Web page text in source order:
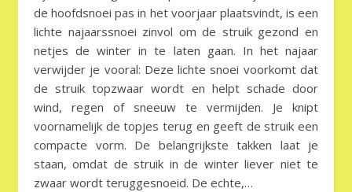
de hoofd­snoei pas in het voorjaar plaatsvindt, is een
lichte najaarssnoei zinvol om de struik gezond en
netjes de winter in te laten gaan. In het najaar
verwijder je vooral: Deze lichte snoei voorkomt dat
de struik topzwaar wordt en helpt schade door
wind, regen of sneeuw te vermijden. Je knipt
voornamelijk de topjes terug en geeft de struik een
compacte vorm. De belangrijkste takken laat je
staan, omdat de struik in de winter liever niet te
zwaar wordt teruggesnoeid. De echte,…